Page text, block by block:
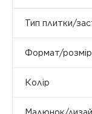
Тип плитки/
Формат/розмір
Колір